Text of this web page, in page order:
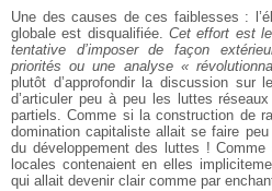
Une des causes de ces faiblesses :
globale est disqualifiée. Cet effort est
tentative d’imposer de façon
priorités ou une analyse «
plutôt d’approfondir la discussion sur
d’articuler peu à peu les luttes
partiels.Comme si la construction de
domination capitaliste allait se faire
du développement des luttes !
locales contenaient en elles
qui allait devenir clair comme par